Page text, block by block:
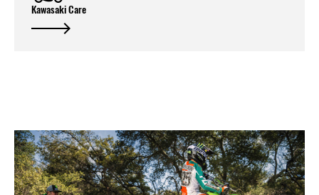
Kawasaki Care